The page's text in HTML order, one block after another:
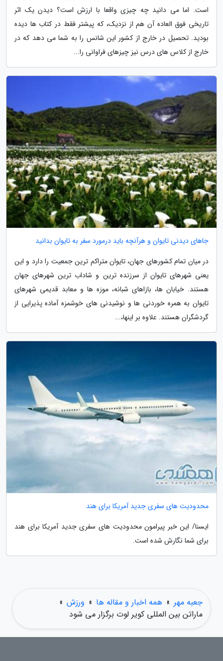
است. اما می دانید چه چیزی واقعا با ارزش است؟ دیدن یک اثر
تاریخی فوق العاده آن هم از نزدیک، که پیشتر فقط در کتاب ها دیده
بودید. تحصیل در خارج از کشور این شانس را به شما می دهد که در
خارج از کلاس های درس نیز چیزهای فراوانی را...
جاهای دیدنی تایوان و هرآنچه باید درمورد سفر به تایوان بدانید
در میان تمام کشورهای جهان، تایوان متراکم ترین جمعیت را دارد و این
یعنی شهرهای تایوان از سرزنده ترین و شاداب ترین شهرهای جهان
هستند. خیابان ها، بازاهای شبانه، موزه ها و معابد قدیمی شهرهای
تایوان به همره خوردنی ها و نوشیدنی های خوشمزه آماده پذیرایی از
گردشگران هستند. علاوه بر اینها،...
محدودیت های سفری جدید آمریکا برای هند
ایسنا/ این خبر پیرامون محدودیت های سفری جدید آمریکا برای هند
برای شما نگارش شده است.
جعبه مهر » همه اخبار و مقاله ها » ورزش »
ماراتن بین المللی کویر لوت برگزار می شود